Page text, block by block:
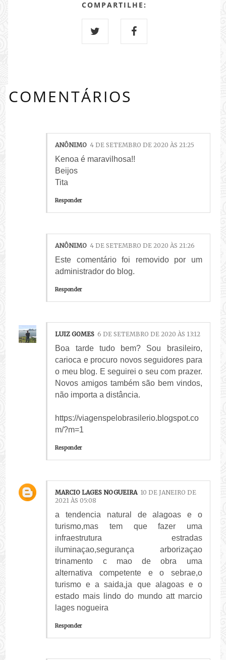
COMPARTILHE:
COMENTÁRIOS
ANÔNIMO 4 DE SETEMBRO DE 2020 ÀS 21:25
Kenoa é maravilhosa!!
Beijos
Tita
Responder
ANÔNIMO 4 DE SETEMBRO DE 2020 ÀS 21:26
Este comentário foi removido por um
administrador do blog.
Responder
LUIZ GOMES 6 DE SETEMBRO DE 2020 ÀS 13:12
Boa tarde tudo bem? Sou brasileiro,
carioca e procuro novos seguidores para
o meu blog. E seguirei o seu com prazer.
Novos amigos também são bem vindos,
não importa a distância.
https://viagenspelobrasilerio.blogspot.co
m/?m=1
Responder
MARCIO LAGES NOGUEIRA 10 DE JANEIRO DE
2021 ÀS 05:08
a tendencia natural de alagoas e o
turismo,mas tem que fazer uma
infraestrutura estradas
iluminaçao,segurança arborizaçao
trinamento c mao de obra uma
alternativa competente e o sebrae,o
turismo e a saida,ja que alagoas e o
estado mais lindo do mundo att marcio
lages nogueira
Responder